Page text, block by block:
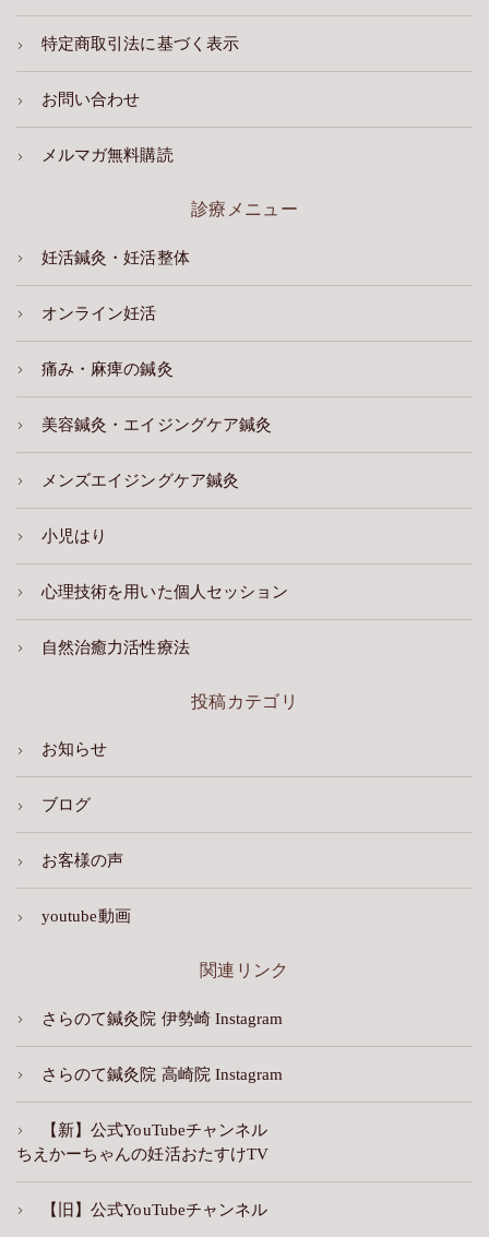
特定商取引法に基づく表示
お問い合わせ
メルマガ無料購読
診療メニュー
妊活鍼灸・妊活整体
オンライン妊活
痛み・麻痺の鍼灸
美容鍼灸・エイジングケア鍼灸
メンズエイジングケア鍼灸
小児はり
心理技術を用いた個人セッション
自然治癒力活性療法
投稿カテゴリ
お知らせ
ブログ
お客様の声
youtube動画
関連リンク
さらのて鍼灸院 伊勢崎 Instagram
さらのて鍼灸院 高崎院 Instagram
【新】公式YouTubeチャンネル
ちえかーちゃんの妊活おたすけTV
【旧】公式YouTubeチャンネル